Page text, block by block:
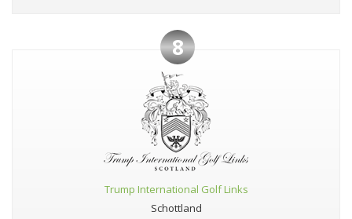
8
Trump International Golf Links
Schottland